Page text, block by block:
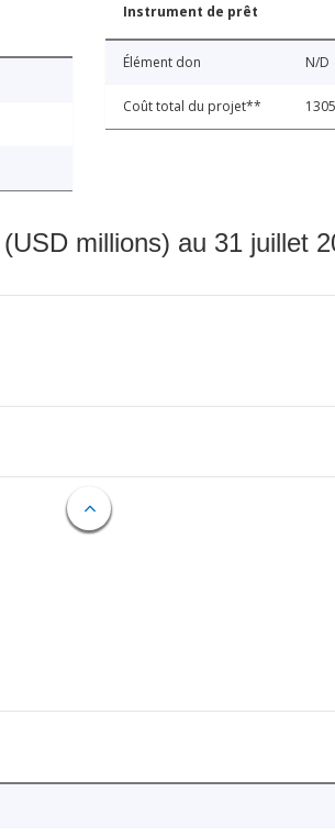
Instrument de prêt
Élément don N/D
Coût total du projet**
millions) au 31 juillet